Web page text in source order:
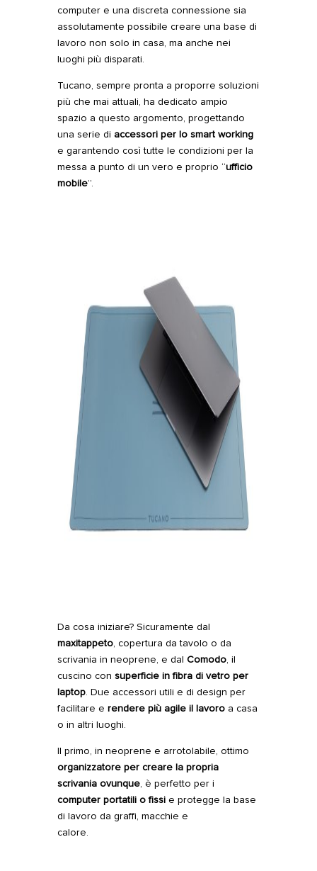
computer e una discreta connessione sia
assolutamente possibile creare una base di
lavoro non solo in casa, ma anche nei
luoghi più disparati.
Tucano, sempre pronta a proporre soluzioni
più che mai attuali, ha dedicato ampio
spazio a questo argomento, progettando
una serie di accessori per lo smart working
e garantendo così tutte le condizioni per la
messa a punto di un vero e proprio “ufficio
mobile”.
Da cosa iniziare? Sicuramente dal
maxitappeto, copertura da tavolo o da
scrivania in neoprene, e dal Comodo, il
cuscino con superficie in fibra di vetro per
laptop. Due accessori utili e di design per
facilitare e rendere più agile il lavoro a casa
o in altri luoghi.
Il primo, in neoprene e arrotolabile, ottimo
organizzatore per creare la propria
scrivania ovunque, è perfetto per i
computer portatili o fissie protegge la base
di lavoro da graffi, macchie e
calore.